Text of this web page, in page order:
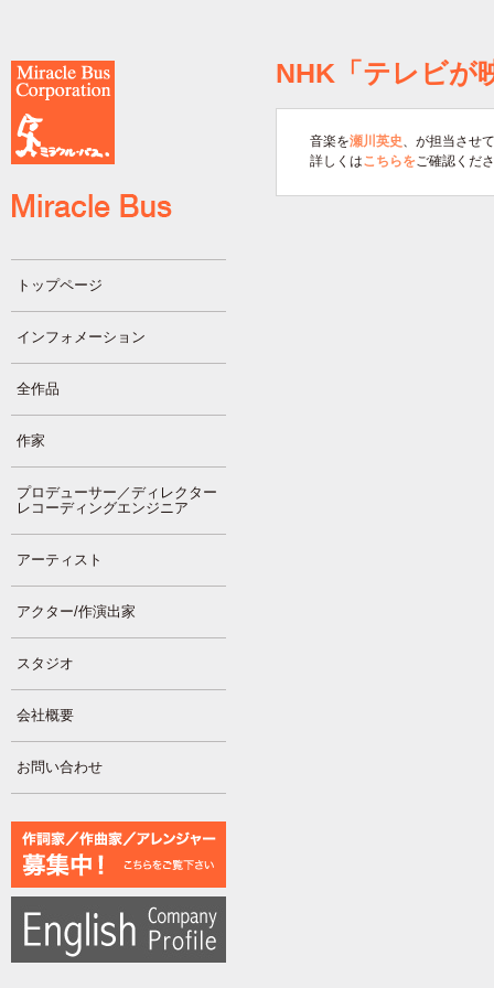
トップページ
インフォメーション
全作品
作家
プロデューサー／ディレクター
レコーディングエンジニア
アーティスト
アクター/作演出家
スタジオ
会社概要
お問い合わせ
NHK「テレビが
音楽を瀬川英史、が担当させ
詳しくはこちらをご確認くだ